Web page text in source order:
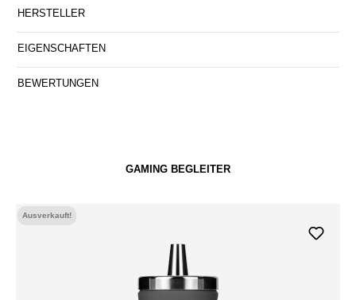
HERSTELLER
EIGENSCHAFTEN
BEWERTUNGEN
GAMING BEGLEITER
Ausverkauft!